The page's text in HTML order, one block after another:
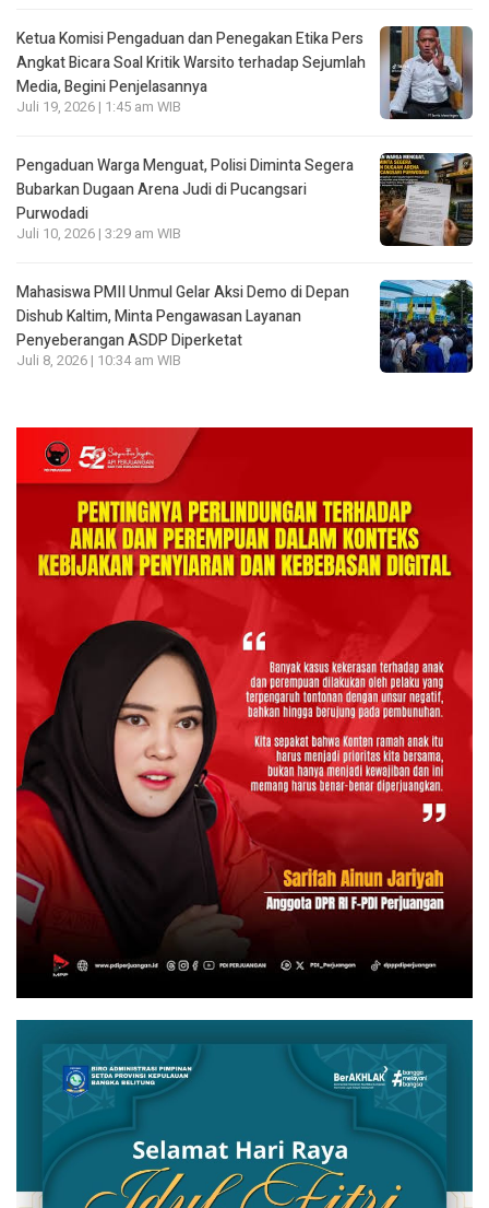
Ketua Komisi Pengaduan dan Penegakan Etika Pers
Angkat Bicara Soal Kritik Warsito terhadap Sejumlah
Media, Begini Penjelasannya
Juli 19, 2026 | 1:45 am WIB
Pengaduan Warga Menguat, Polisi Diminta Segera
Bubarkan Dugaan Arena Judi di Pucangsari
Purwodadi
Juli 10, 2026 | 3:29 am WIB
Mahasiswa PMII Unmul Gelar Aksi Demo di Depan
Dishub Kaltim, Minta Pengawasan Layanan
Penyeberangan ASDP Diperketat
Juli 8, 2026 | 10:34 am WIB